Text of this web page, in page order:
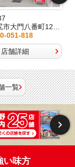
大門八番町12-29
051-818
店舗詳細
一覧
い味方